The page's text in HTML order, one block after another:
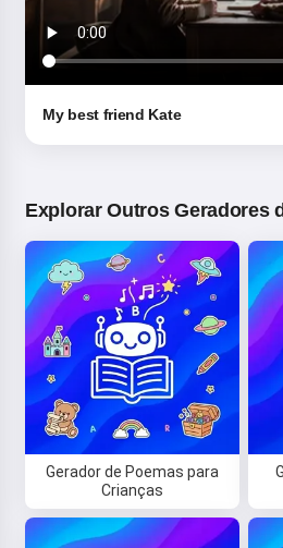
My best friend Kate
Explorar Outros Geradores
Gerador de Poemas para
Crianças